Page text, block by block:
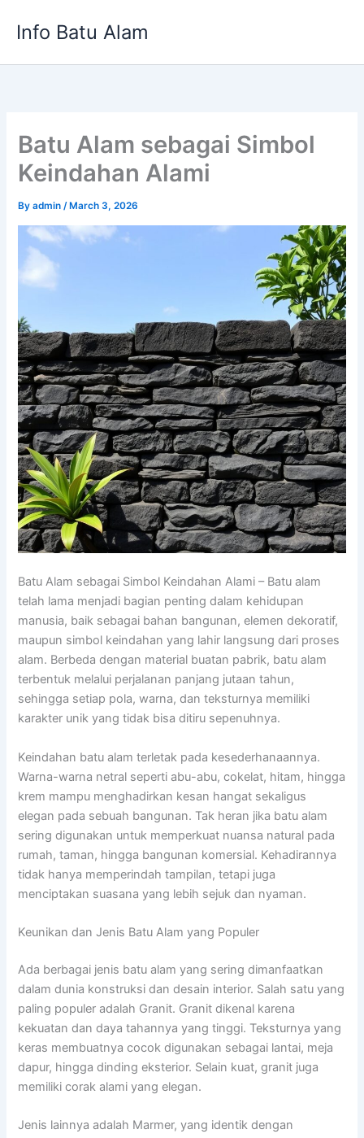
Info Batu Alam
Batu Alam sebagai Simbol
Keindahan Alami
Byadmin/ March 3, 2026
Batu Alam sebagai Simbol Keindahan Alami – Batu alam
telah lama menjadi bagian penting dalam kehidupan
manusia, baik sebagai bahan bangunan, elemen dekoratif,
maupun simbol keindahan yang lahir langsung dari proses
alam. Berbeda dengan material buatan pabrik, batu alam
terbentuk melalui perjalanan panjang jutaan tahun,
sehingga setiap pola, warna, dan teksturnya memiliki
karakter unik yang tidak bisa ditiru sepenuhnya.
Keindahan batu alam terletak pada kesederhanaannya.
Warna-warna netral seperti abu-abu, cokelat, hitam, hingga
krem mampu menghadirkan kesan hangat sekaligus
elegan pada sebuah bangunan. Tak heran jika batu alam
sering digunakan untuk memperkuat nuansa natural pada
rumah, taman, hingga bangunan komersial. Kehadirannya
tidak hanya memperindah tampilan, tetapi juga
menciptakan suasana yang lebih sejuk dan nyaman.
Keunikan dan Jenis Batu Alam yang Populer
Ada berbagai jenis batu alam yang sering dimanfaatkan
dalam dunia konstruksi dan desain interior. Salah satu yang
paling populer adalah Granit. Granit dikenal karena
kekuatan dan daya tahannya yang tinggi. Teksturnya yang
keras membuatnya cocok digunakan sebagai lantai, meja
dapur, hingga dinding eksterior. Selain kuat, granit juga
memiliki corak alami yang elegan.
Jenis lainnya adalah Marmer, yang identik dengan